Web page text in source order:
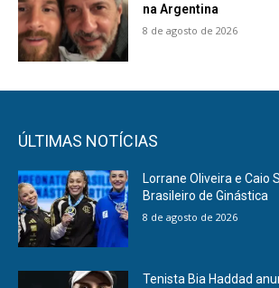
na Argentina
8 de agosto de 2026
ÚLTIMAS NOTÍCIAS
Lorrane Oliveira e Caio
Brasileiro de Ginástica
8 de agosto de 2026
Tenista Bia Haddad